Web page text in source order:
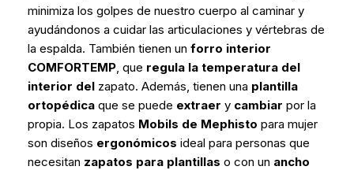
minimiza los golpes de nuestro cuerpo al caminar y
ayudándonos a cuidar las articulaciones y vértebras de
la espalda. También tienen un forro interior
COMFORTEMP, que regula la temperatura del
interior del zapato. Además, tienen una plantilla
ortopédica que se puede extraer y cambiar por la
propia. Los zapatos Mobils de Mephisto para mujer
son diseños ergonómicos ideal para personas que
necesitan zapatos para plantillas o con un ancho